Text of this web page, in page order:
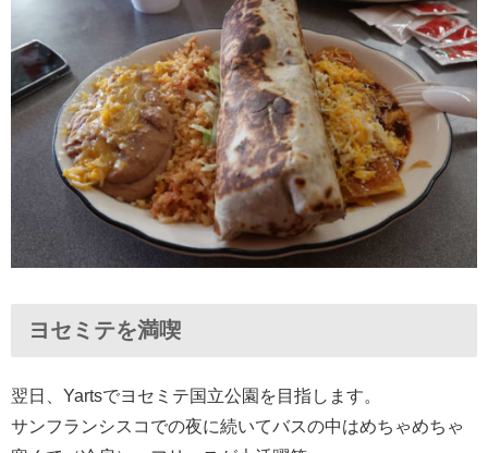
ヨセミテを満喫
翌日、Yartsでヨセミテ国立公園を目指します。
サンフランシスコでの夜に続いてバスの中はめちゃめちゃ